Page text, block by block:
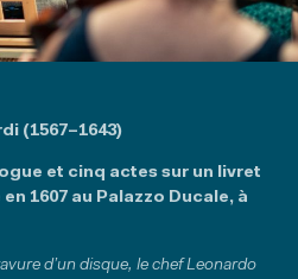
(1567–1643)
et cinq actes sur un livret
1607 au Palazzo Ducale, à
d’un disque, le chef Leonardo